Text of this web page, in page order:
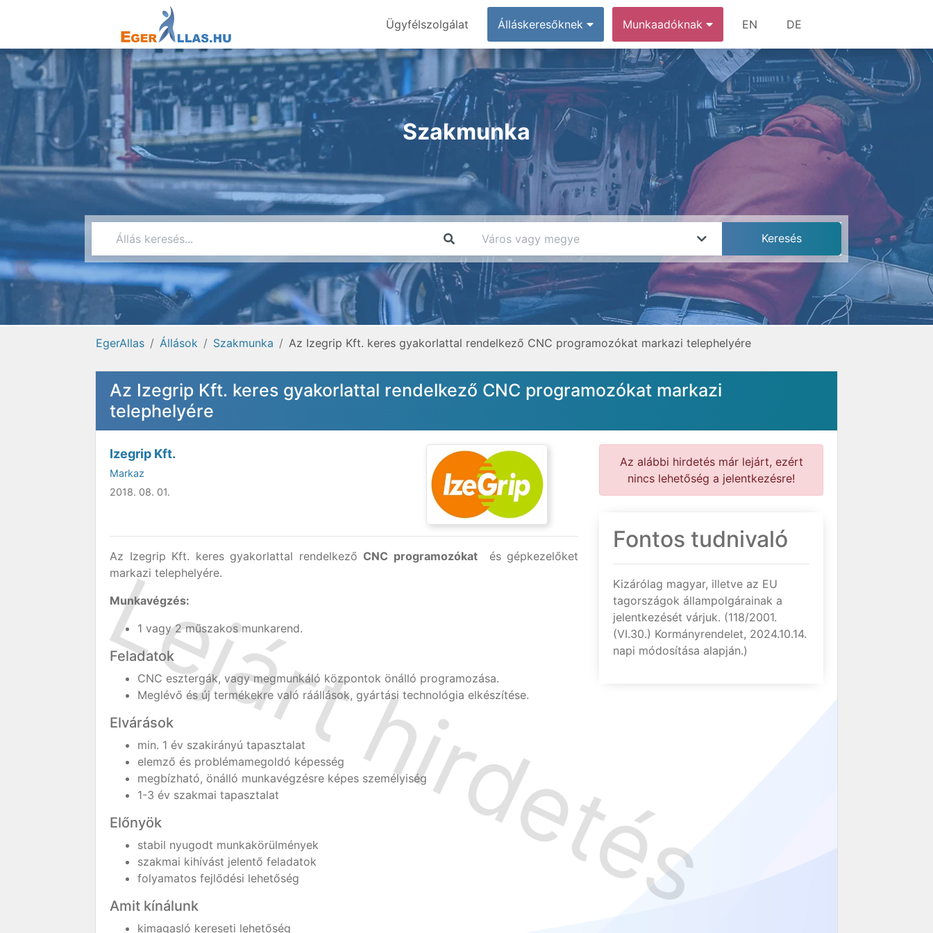
Ügyfélszolgálat Álláskeresőknek Munkaadóknak EN DE
Szakmunka
EgerAllas Állások Szakmunka Az Izegrip Kft. keres gyakorlattal rendelkező CNC programozókat markazi telephelyére
Az Izegrip Kft. keres gyakorlattal rendelkező CNC programozókat markazi
telephelyére
Izegrip Kft.
Markaz
2018. 08. 01.
Az Izegrip Kft. keres gyakorlattal rendelkező CNC programozókatés gépkezelőket
markazi telephelyére.
Munkavégzés:
1 vagy 2 műszakos munkarend.
Feladatok
CNC esztergák, vagy megmunkáló központok önálló programozása.
Meglévő és új termékekre való ráállások, gyártási technológia elkészítése.
Elvárások
min. 1 év szakirányú tapasztalat
elemző és problémamegoldó képesség
megbízható, önálló munkavégzésre képes személyiség
1-3 év szakmai tapasztalat
Előnyök
stabil nyugodt munkakörülmények
szakmai kihívást jelentő feladatok
folyamatos fejlődési lehetőség
Amit kínálunk
kimagasló kereseti lehetőség
Az alábbi hirdetés már lejárt, ezért
nincs lehetőség a jelentkezésre!
Fontos tudnivaló
Kizárólag magyar, illetve az EU
tagországok állampolgárainak a
jelentkezését várjuk. (118/2001.
(VI.30.) Kormányrendelet, 2024.10.14.
napi módosítása alapján.)